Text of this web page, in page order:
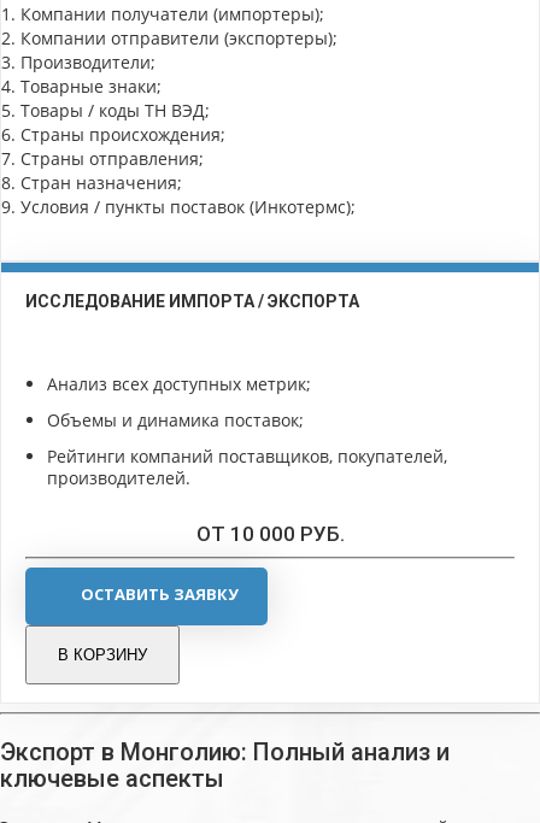
1. Компании получатели (импортеры);
2. Компании отправители (экспортеры);
3. Производители;
4. Товарные знаки;
5. Товары / коды ТН ВЭД;
6. Страны происхождения;
7. Страны отправления;
8. Стран назначения;
9. Условия / пункты поставок (Инкотермс);
ИССЛЕДОВАНИЕ ИМПОРТА / ЭКСПОРТА
Анализ всех доступных метрик;
Объемы и динамика поставок;
Рейтинги компаний поставщиков, покупателей,
производителей.
ОТ 10 000 РУБ.
ОСТАВИТЬ ЗАЯВКУ
В КОРЗИНУ
Экспорт в Монголию: Полный анализ и
ключевые аспекты